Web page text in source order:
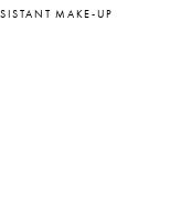
MAKE-UP